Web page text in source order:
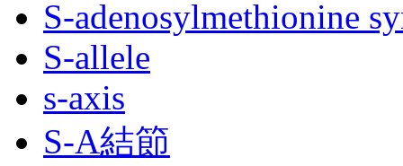
S-adenosylmethionine
S-allele
s-axis
S-A結節